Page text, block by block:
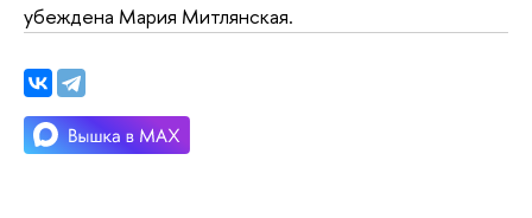
убеждена Мария Митлянская.